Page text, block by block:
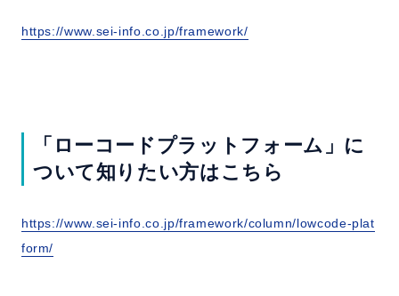
https://www.sei-info.co.jp/framework/
「ローコードプラットフォーム」に
ついて知りたい方はこちら
https://www.sei-info.co.jp/framework/column/lowcode-plat
form/